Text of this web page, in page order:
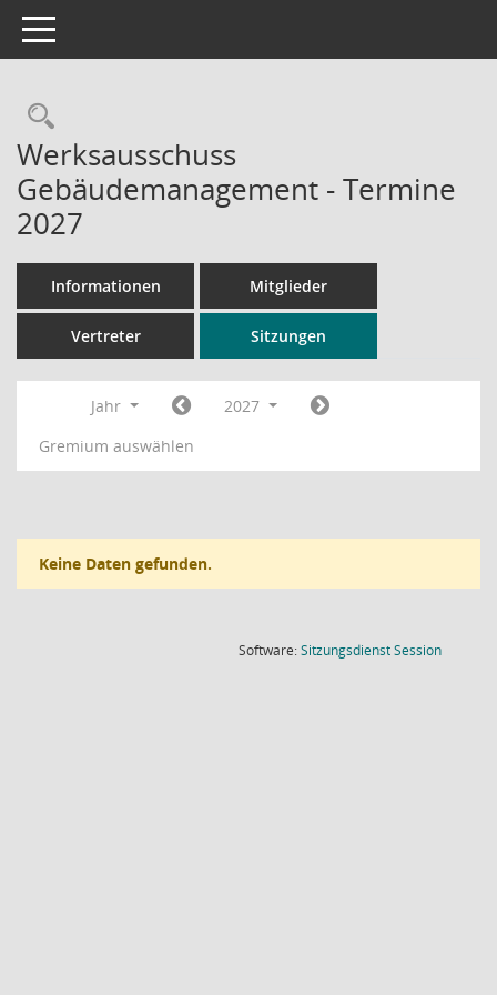
Toggle navigation
Rechercheauswahl
Werksausschuss
Gebäudemanagement - Termine
2027
Informationen Mitglieder
Vertreter Sitzungen
Jahr
2027
Gremium auswählen
Keine Daten gefunden.
Software:SitzungsdienstSession(Wird in